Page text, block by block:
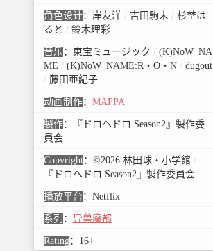
角色设计： 岸友洋 /吉田駒未 /杉埜は
ると /鈴木理彩
音乐 ： 東宝ミュージック /(K)NoW_NA
ME /(K)NoW_NAME:R・O・N /dugout
/藤田亜紀子
动画制作： MAPPA
製作：
『ドロヘドロ Season2』製作委
員会
Copyright： ©2026 林田球・小学館 /
『ドロヘドロ Season2』製作委員会
播放平台 ： Netflix
系列 ： 异兽魔都
Rating： 16+